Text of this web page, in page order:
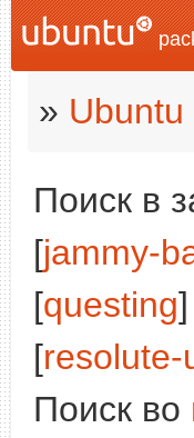
» Ubuntu
Поиск в
[jammy-
[questing
[resolute-
Поиск во